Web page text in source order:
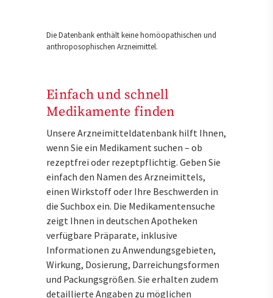
Die Datenbank enthält keine homöopathischen und
anthroposophischen Arzneimittel.
Einfach und schnell
Medikamente finden
Unsere Arzneimitteldatenbank hilft Ihnen,
wenn Sie ein Medikament suchen – ob
rezeptfrei oder rezeptpflichtig. Geben Sie
einfach den Namen des Arzneimittels,
einen Wirkstoff oder Ihre Beschwerden in
die Suchbox ein. Die Medikamentensuche
zeigt Ihnen in deutschen Apotheken
verfügbare Präparate, inklusive
Informationen zu Anwendungsgebieten,
Wirkung, Dosierung, Darreichungsformen
und Packungsgrößen. Sie erhalten zudem
detaillierte Angaben zu möglichen